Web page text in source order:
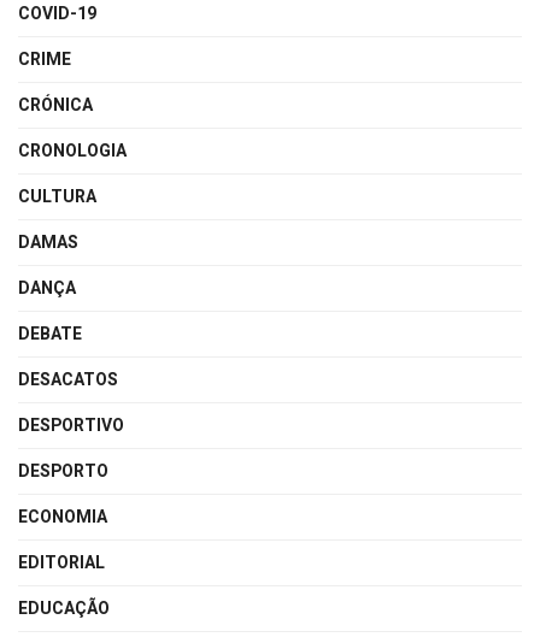
COVID-19
CRIME
CRÓNICA
CRONOLOGIA
CULTURA
DAMAS
DANÇA
DEBATE
DESACATOS
DESPORTIVO
DESPORTO
ECONOMIA
EDITORIAL
EDUCAÇÃO